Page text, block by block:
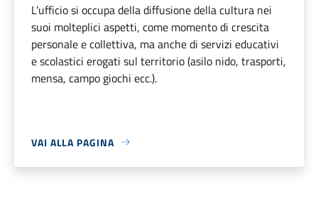
L’ufficio si occupa della diffusione della cultura nei
suoi molteplici aspetti, come momento di crescita
personale e collettiva, ma anche di servizi educativi
e scolastici erogati sul territorio (asilo nido, trasporti,
mensa, campo giochi ecc.).
VAI ALLA PAGINA